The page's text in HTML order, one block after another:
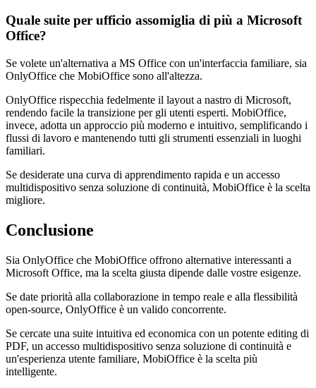
Quale suite per ufficio assomiglia di più a Microsoft
Office?
Se volete un'alternativa a MS Office con un'interfaccia familiare, sia
OnlyOffice che MobiOffice sono all'altezza.
OnlyOffice rispecchia fedelmente il layout a nastro di Microsoft,
rendendo facile la transizione per gli utenti esperti. MobiOffice,
invece, adotta un approccio più moderno e intuitivo, semplificando i
flussi di lavoro e mantenendo tutti gli strumenti essenziali in luoghi
familiari.
Se desiderate una curva di apprendimento rapida e un accesso
multidispositivo senza soluzione di continuità, MobiOffice è la scelta
migliore.
Conclusione
Sia OnlyOffice che MobiOffice offrono alternative interessanti a
Microsoft Office, ma la scelta giusta dipende dalle vostre esigenze.
Se date priorità alla collaborazione in tempo reale e alla flessibilità
open-source, OnlyOffice è un valido concorrente.
Se cercate una suite intuitiva ed economica con un potente editing di
PDF, un accesso multidispositivo senza soluzione di continuità e
un'esperienza utente familiare, MobiOffice è la scelta più
intelligente.